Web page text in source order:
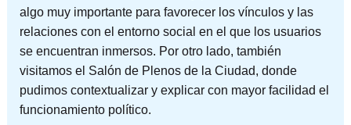
algo muy importante para favorecer los vínculos y las
relaciones con el entorno social en el que los usuarios
se encuentran inmersos. Por otro lado, también
visitamos el Salón de Plenos de la Ciudad, donde
pudimos contextualizar y explicar con mayor facilidad el
funcionamiento político.